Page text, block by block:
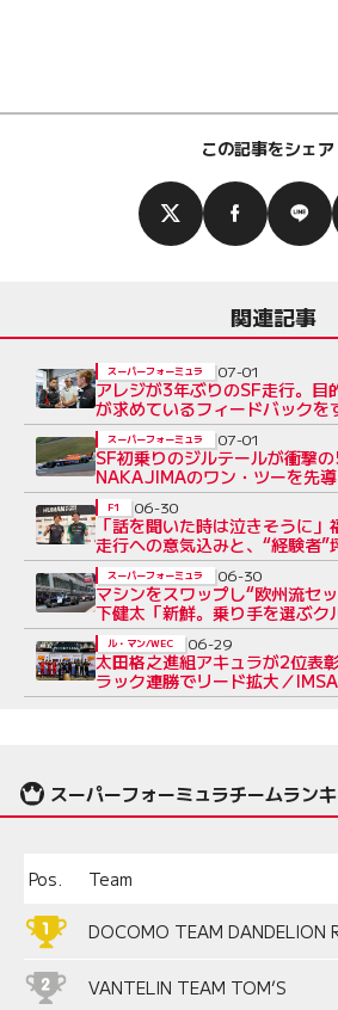
この記事をシェア
関連記事
アレジが3年ぶりのSF走行。目
が求めているフィードバックを
ト
スーパーフォーミュラ 07-01
SF初乗りのジルテールが衝撃
NAKAJIMAのワン・ツーを先
ション3
スーパーフォーミュラ 07-01
「話を聞いた時は泣きそうに」
走行への意気込みと、“経験者”
プ
F1 06-30
マシンをスワップし“欧州流セ
下健太「新鮮。乗り手を選ぶク
スーパーフォーミュラ 06-30
太田格之進組アキュラが2位表
ラック連勝でリード拡大／
時間
ル・マン/WEC 06-29
スーパーフォーミュラチームラン
Pos. Team
DOCOMO TEAM DANDELION
VANTELIN TEAM TOM’S